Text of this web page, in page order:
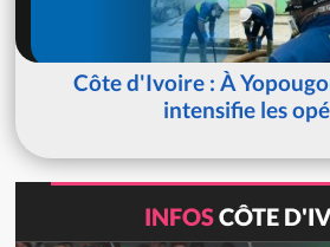
Côte d'Ivoire : À
intensifie les
INFOSCÔTE